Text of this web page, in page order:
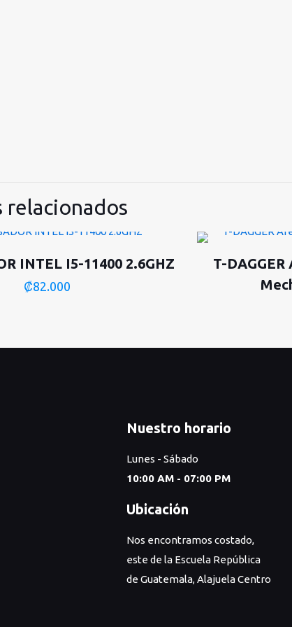
relacionados
INTEL I5-11400 2.6GHZ
₡82.000
T-DAGGER
Nuestro horario
Lunes - Sábado
10:00 AM - 07:00 PM
Ubicación
Nos encontramos costado,
este de la Escuela República
de Guatemala, Alajuela Centro